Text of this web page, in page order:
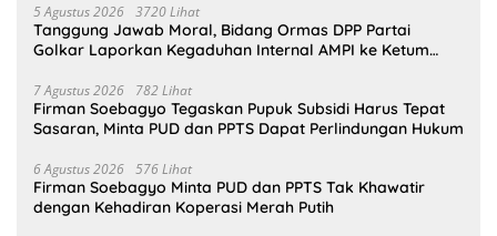
5 Agustus 2026 3720 Lihat
Tanggung Jawab Moral, Bidang Ormas DPP Partai
Golkar Laporkan Kegaduhan Internal AMPI ke Ketum
7 Agustus 2026 782 Lihat
Firman Soebagyo Tegaskan Pupuk Subsidi Harus Tepat
Sasaran, Minta PUD dan PPTS Dapat Perlindungan Hukum
6 Agustus 2026 576 Lihat
Firman Soebagyo Minta PUD dan PPTS Tak Khawatir
dengan Kehadiran Koperasi Merah Putih